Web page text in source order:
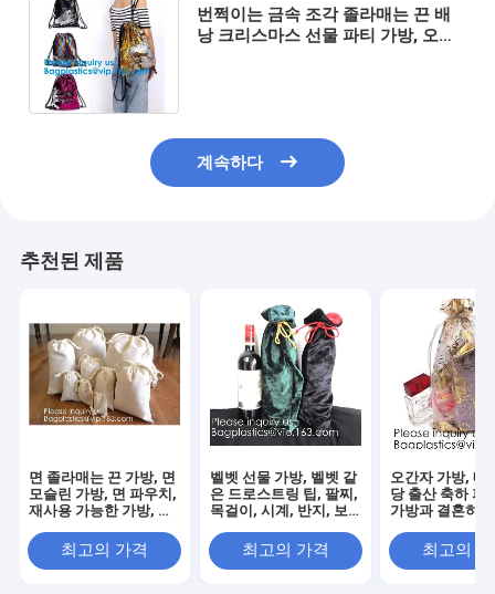
번쩍이는 금속 조각 졸라매는 끈 배
낭 크리스마스 선물 파티 가방, 오간
계속하다
추천된 제품
면 졸라매는 끈 가방, 면
모슬린 가방, 면 파우치,
재사용 가능한 가방, 보
니
최고의 가격
벨벳 선물 가방, 벨벳 같
은 드로스트링 팁, 팔찌,
목걸이, 시계, 반지, 보
최고의 가격
오간자 가방, 메
당 출산 축하 파
가방과 결혼하
드로스트링
최고의